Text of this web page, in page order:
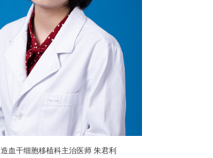
造血干细胞移植科主治医师 朱君利